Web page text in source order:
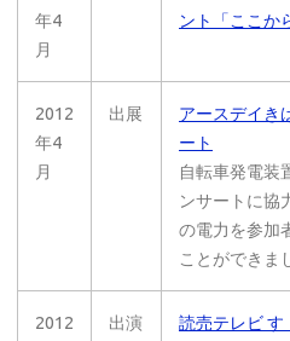
年4
月
ント「ここか
2012
年4
月
出展
アースデイき
ート
自転車発電装
ンサートに協
の電力を参加
ことができま
2012
出演
読売テレビ す